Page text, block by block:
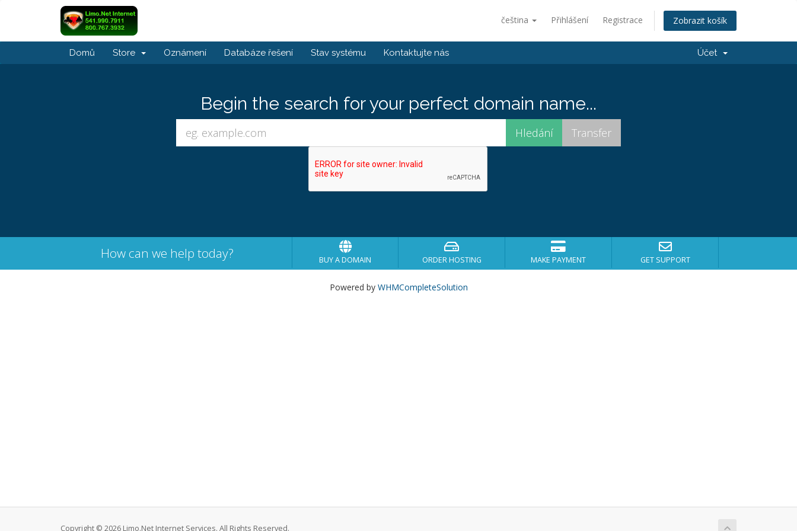
čeština Přihlášení Registrace Zobrazit košík
Domů Store Oznámení Databáze řešení Stav systému Kontaktujte nás Účet
Begin the search for your perfect domain name...
How can we help today? BUY A DOMAIN ORDER HOSTING MAKE PAYMENT GET SUPPORT
Powered by WHMCompleteSolution
Copyright © 2026 Limo.Net Internet Services. All Rights Reserved.